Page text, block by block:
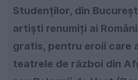
Studenților, din
artiști renumiți ai
gratis, pentru eroii care
teatrele de război din